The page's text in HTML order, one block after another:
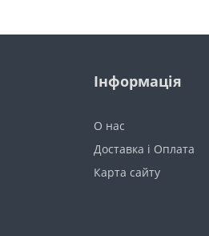
Інформація
О нас
Доставка і Оплата
Карта сайту